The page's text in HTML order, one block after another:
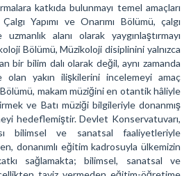
katkıda bulunmayı temel amaçları
Yapımı ve Onarımı Bölümü, çalgı
alanı olarak yaygınlaştırmayı
Bölümü, Müzikoloji disiplinini yalnızca
bir bilim dalı olarak değil, aynı zamanda
olan yakın ilişkilerini incelemeyi amaç
makam müziğini en otantik hâliyle
ve Batı müziği bilgileriyle donanmış
hedeflemiştir. Devlet Konservatuvarı,
bilimsel ve sanatsal faaliyetleriyle
donanımlı eğitim kadrosuyla ülkemizin
sağlamakta; bilimsel, sanatsal ve